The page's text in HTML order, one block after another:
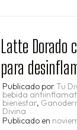
Latte Dorado
para
Publicado porTu
bebida
bienestar,
Divina
Publicado en